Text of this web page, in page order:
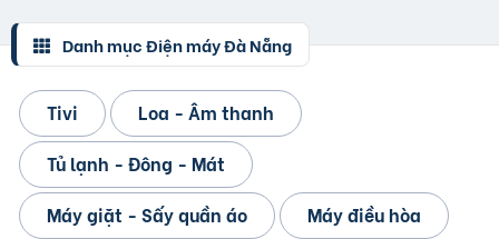
Danh mục Điện máy Đà Nẵng
Tivi
Loa - Âm thanh
Tủ lạnh - Đông - Mát
Máy giặt - Sấy quần áo
Máy điều hòa